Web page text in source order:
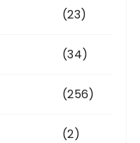
(23)
(34)
(256)
(2)